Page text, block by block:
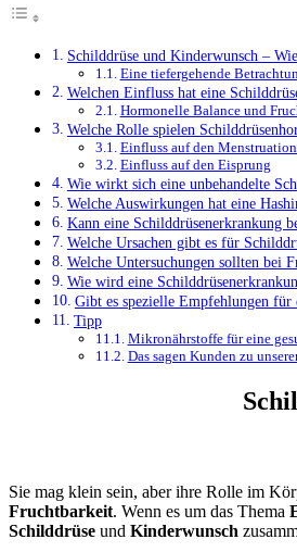
Schilddrüse und Kinderwunsch –
Eine tiefergehende
Welchen Einfluss hat eine
Hormonelle Balance und
Welche Rolle spielen
Einfluss auf den
Einfluss auf den Eisprung
Wie wirkt sich eine unbehandelte
Welche Auswirkungen hat eine
Kann eine Schilddrüsenerkrankung
Welche Ursachen gibt es für
Welche Untersuchungen sollten bei
Wie wird eine
Gibt es spezielle Empfehlungen
Tipp
Mikronährstoffe für eine
Das sagen Kunden zu
Sie mag klein sein, aber ihre Rolle im
Fruchtbarkeit. Wenn es um das Thema
Schilddrüse und Kinderwunsch